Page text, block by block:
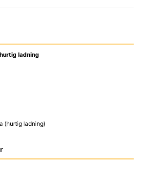
ladning
(hurtig ladning)